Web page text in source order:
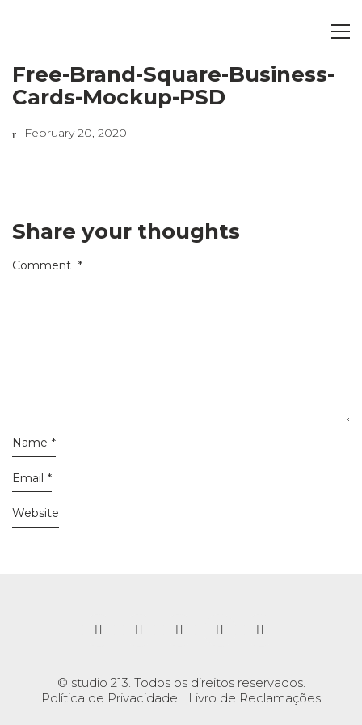
Free-Brand-Square-Business-
Cards-Mockup-PSD
February 20, 2020
Share your thoughts
Comment *
Name *
Email *
Website
© studio 213. Todos os direitos reservados.
Política de Privacidade | Livro de Reclamações